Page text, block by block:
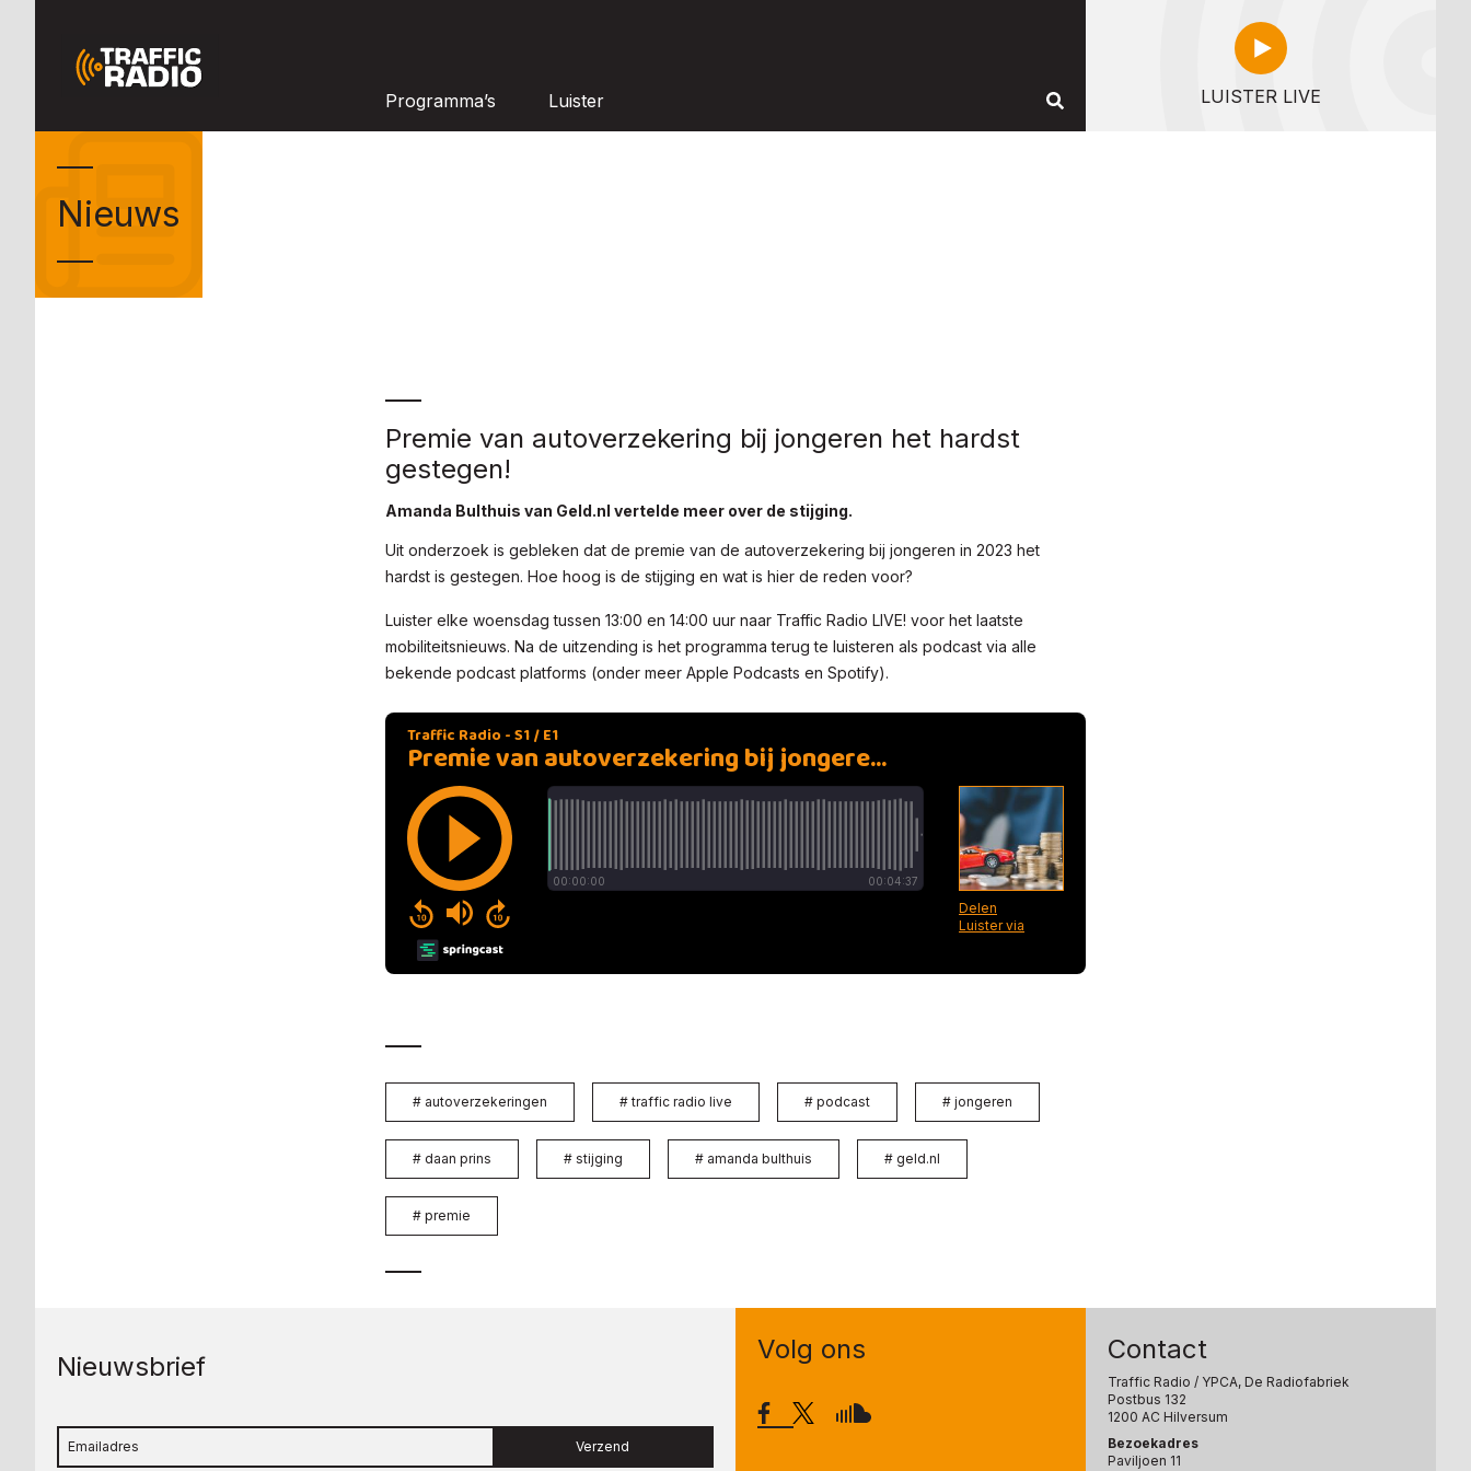
Programma’s Luister LUISTER LIVE
Nieuws
Premie van autoverzekering bij jongeren het hardst
gestegen!
Amanda Bulthuis van Geld.nl vertelde meer over de stijging.
Uit onderzoek is gebleken dat de premie van de autoverzekering bij jongeren in 2023 het
hardst is gestegen. Hoe hoog is de stijging en wat is hier de reden voor?
Luister elke woensdag tussen 13:00 en 14:00 uur naar Traffic Radio LIVE! voor het laatste
mobiliteitsnieuws. Na de uitzending is het programma terug te luisteren als podcast via alle
bekende podcast platforms (onder meer Apple Podcasts en Spotify).
# autoverzekeringen #traffic radio live # podcast # jongeren
# daan prins # stijging # amanda bulthuis # geld.nl
# premie
Nieuwsbrief
Verzend
Volg ons Contact
Traffic Radio / YPCA, De Radiofabriek
Postbus 132
1200 AC Hilversum
Bezoekadres
Paviljoen 11